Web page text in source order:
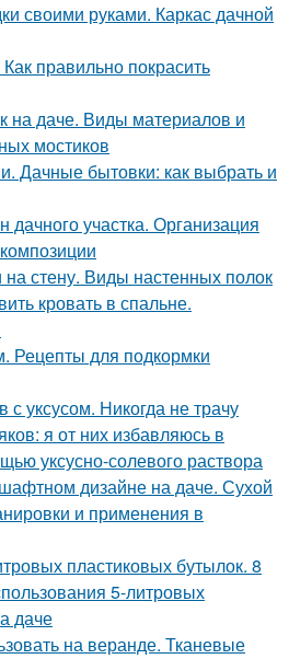
своими руками. Каркас дачной
правильно покрасить
на даче. Виды материалов и
мостиков
Дачные бытовки: как выбрать и
участка. Организация
стену. Виды настенных полок
кровать в спальне.
Рецепты для подкормки
с уксусом. Никогда не трачу
я от них избавляюсь в
уксусно-солевого раствора
дизайне на даче. Сухой
и применения в
пластиковых бутылок. 8
5-литровых
даче
на веранде. Тканевые